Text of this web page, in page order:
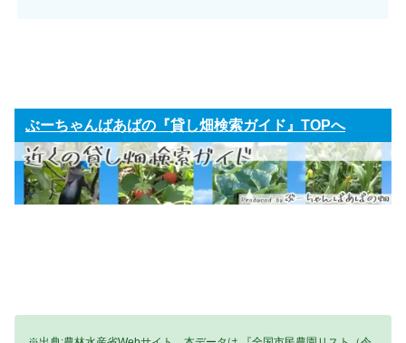
ぶーちゃんばあばの『貸し畑検索ガイド』TOPへ